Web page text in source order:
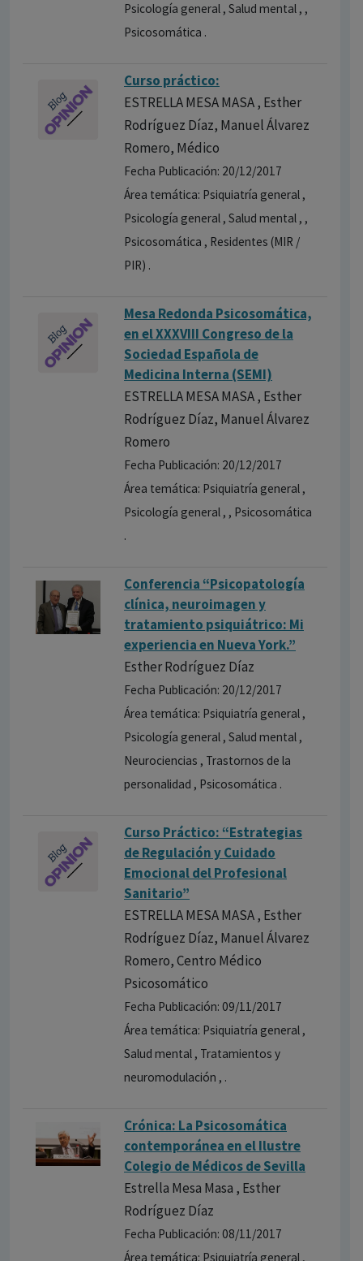
Psicología general , Salud mental , ,
Psicosomática .
Curso práctico:
ESTRELLA MESA MASA , Esther
Rodríguez Díaz, Manuel Álvarez
Romero, Médico
Fecha Publicación: 20/12/2017
Área temática: Psiquiatría general ,
Psicología general , Salud mental , ,
Psicosomática , Residentes (MIR /
PIR) .
Mesa Redonda Psicosomática,
en el XXXVIII Congreso de la
Sociedad Española de
Medicina Interna (SEMI)
ESTRELLA MESA MASA , Esther
Rodríguez Díaz, Manuel Álvarez
Romero
Fecha Publicación: 20/12/2017
Área temática: Psiquiatría general ,
Psicología general , , Psicosomática
.
Conferencia “Psicopatología
clínica, neuroimagen y
tratamiento psiquiátrico: Mi
experiencia en Nueva York.”
Esther Rodríguez Díaz
Fecha Publicación: 20/12/2017
Área temática: Psiquiatría general ,
Psicología general , Salud mental ,
Neurociencias , Trastornos de la
personalidad , Psicosomática .
Curso Práctico: “Estrategias
de Regulación y Cuidado
Emocional del Profesional
Sanitario”
ESTRELLA MESA MASA , Esther
Rodríguez Díaz, Manuel Álvarez
Romero, Centro Médico
Psicosomático
Fecha Publicación: 09/11/2017
Área temática: Psiquiatría general ,
Salud mental , Tratamientos y
neuromodulación , .
Crónica: La Psicosomática
contemporánea en el Ilustre
Colegio de Médicos de Sevilla
Estrella Mesa Masa , Esther
Rodríguez Díaz
Fecha Publicación: 08/11/2017
Área temática: Psiquiatría general ,